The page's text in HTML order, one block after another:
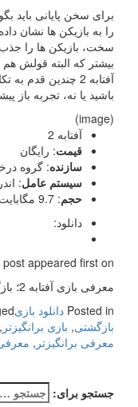
برای سخن پایانی باید
را به بازیکن ها نشان
سخت، بازیکن ها را جذب
بیشتر که البته قولش
آفتابه 2 چندین
باشید یا نه، تجربه باز
(image)
آفتابه 2
قیمت: رایگان
سازنده: گروه
سیستم عامل:
حجم: 9.7 مگابایت
دانلود:
appeared first on .
معرفی بازی آفتابه 2؛ بازگشتی چالش برانگیزتر
Posted in دانلود بازی
بازگشتی, بازی برانگیزتر ,
معرفی برانگیزتر ,
جستجو برای: